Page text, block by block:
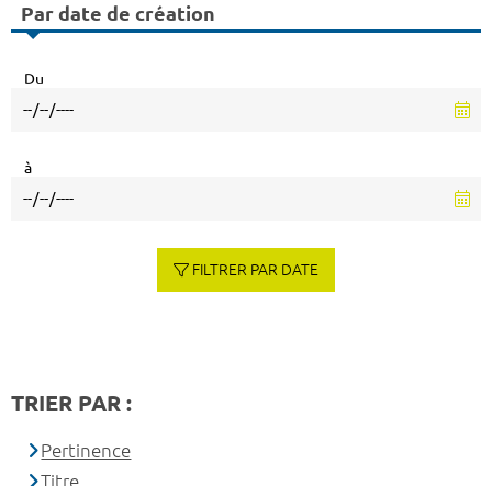
Par date de création
Du
à
FILTRER PAR DATE
TRIER PAR :
Pertinence
Titre